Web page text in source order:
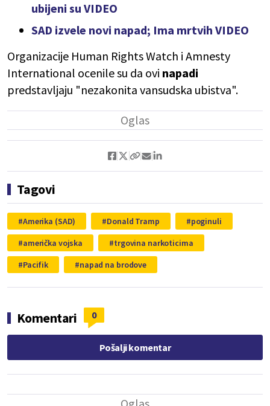
ubijeni su VIDEO
SAD izvele novi napad; Ima mrtvih VIDEO
Organizacije Human Rights Watch i Amnesty
International ocenile su da ovi napadi
predstavljaju "nezakonita vansudska ubistva".
Tagovi
Amerika (SAD) Donald Tramp
poginuli
američka vojska
trgovina narkoticima
Pacifik
napad na brodove
Komentari 0
Pošalji komentar